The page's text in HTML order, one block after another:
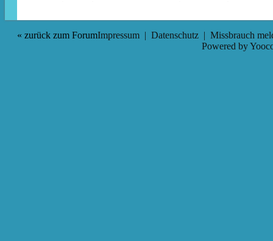
« zurück zum ForumImpressum | Datenschutz | Missbrauch
Powered by